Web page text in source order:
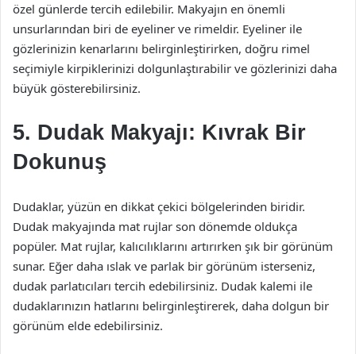
özel günlerde tercih edilebilir. Makyajın en önemli
unsurlarından biri de eyeliner ve rimeldir. Eyeliner ile
gözlerinizin kenarlarını belirginleştirirken, doğru rimel
seçimiyle kirpiklerinizi dolgunlaştırabilir ve gözlerinizi daha
büyük gösterebilirsiniz.
5. Dudak Makyajı: Kıvrak Bir
Dokunuş
Dudaklar, yüzün en dikkat çekici bölgelerinden biridir.
Dudak makyajında mat rujlar son dönemde oldukça
popüler. Mat rujlar, kalıcılıklarını artırırken şık bir görünüm
sunar. Eğer daha ıslak ve parlak bir görünüm isterseniz,
dudak parlatıcıları tercih edebilirsiniz. Dudak kalemi ile
dudaklarınızın hatlarını belirginleştirerek, daha dolgun bir
görünüm elde edebilirsiniz.